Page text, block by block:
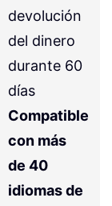
devolución
del dinero
durante 60
días
Compatible
con más
de 40
idiomas de